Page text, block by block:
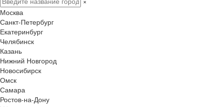
Москва
Санкт-Петербург
Екатеринбург
Челябинск
Казань
Нижний Новгород
Новосибирск
Омск
Самара
Ростов-на-Дону